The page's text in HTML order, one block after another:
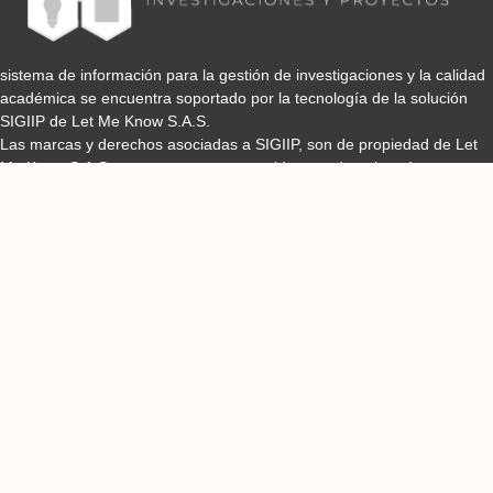
sistema de información para la gestión de investigaciones y la calidad
académica se encuentra soportado por la tecnología de la solución
SIGIIP de Let Me Know S.A.S.
Las marcas y derechos asociadas a SIGIIP, son de propiedad de Let
Me Know S.A.S y se encuentran protegidos por derechos de autor e